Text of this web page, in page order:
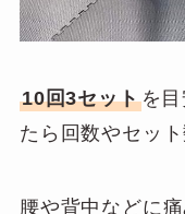
10回3セットを
たら回数やセッ
腰や背中などに